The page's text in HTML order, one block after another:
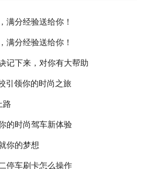
满分经验送给你！
满分经验送给你！
记下来，对你有大帮助
引领你的时尚之旅
路
的时尚驾车新体验
你的梦想
停车刷卡怎么操作